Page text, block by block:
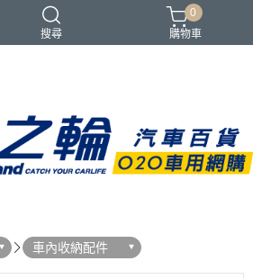
搜尋
0
購物車
車內收納配件